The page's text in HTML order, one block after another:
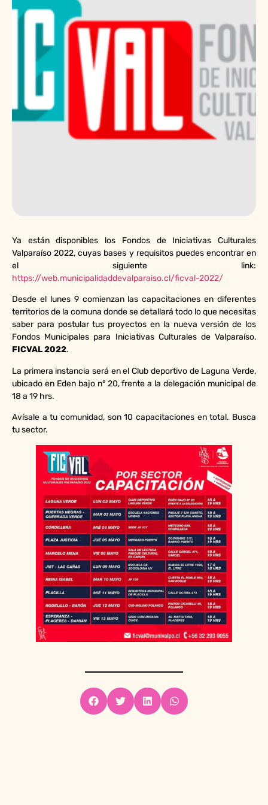
Ya están disponibles los Fondos de Iniciativas Culturales
Valparaíso 2022, cuyas bases y requisitos puedes encontrar en
el siguiente link:
https://web.municipalidaddevalparaiso.cl/ficval-2022/
Desde el lunes 9 comienzan las capacitaciones en diferentes
territorios de la comuna donde se detallará todo lo que necesitas
saber para postular tus proyectos en la nueva versión de los
Fondos Municipales para Iniciativas Culturales de Valparaíso,
FICVAL 2022.
La primera instancia será en el Club deportivo de Laguna Verde,
ubicado en Eden bajo n° 20, frente a la delegación municipal de
18 a 19 hrs.
Avísale a tu comunidad, son 10 capacitaciones en total. Busca
tu sector.